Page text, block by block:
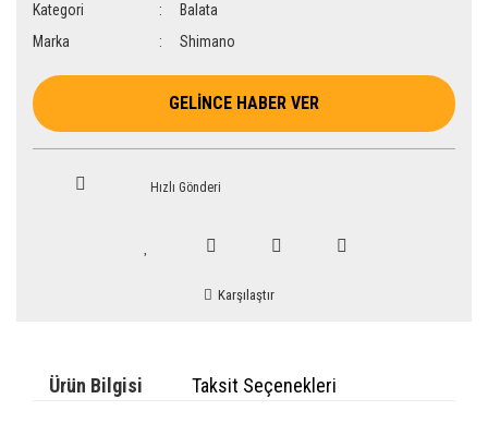
Kategori
Balata
Marka
Shimano
GELİNCE HABER VER
Hızlı Gönderi
Karşılaştır
Ürün Bilgisi Taksit Seçenekleri